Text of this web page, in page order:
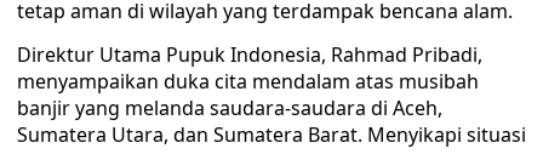
tetap aman di wilayah yang terdampak bencana alam.
Direktur Utama Pupuk Indonesia, Rahmad Pribadi,
menyampaikan duka cita mendalam atas musibah
banjir yang melanda saudara-saudara di Aceh,
Sumatera Utara, dan Sumatera Barat. Menyikapi situasi